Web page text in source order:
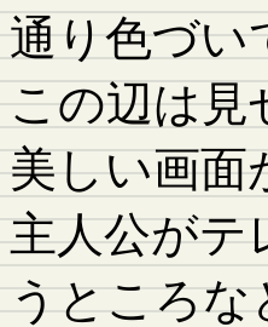
通り色づい
この辺は見
美しい画面
主人公がテ
うところな